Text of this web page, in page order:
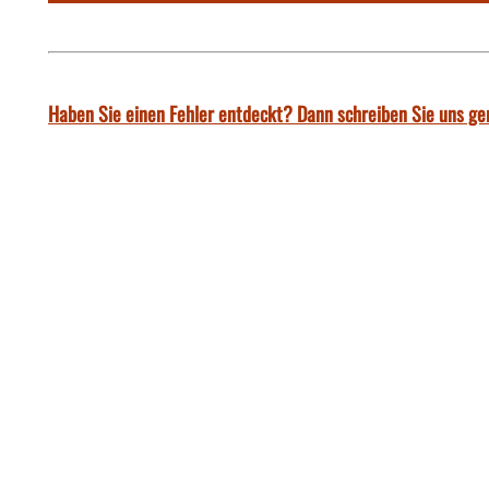
Haben Sie einen Fehler entdeckt? Dann schreiben Sie uns